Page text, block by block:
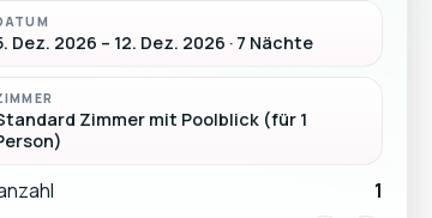
Dez. 2026 – 12. Dez. 2026 · 7 Nächte
Zimmer mit Poolblick (für 1
1